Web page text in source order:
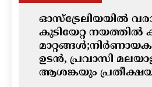
ഓസ്‌ട്രേലിയയിൽ
കുടിയേറ്റ
മാറ്റങ്ങൾ;നിർണായക
ഉടൻ, പ്രവാസി
ആശങ്കയും